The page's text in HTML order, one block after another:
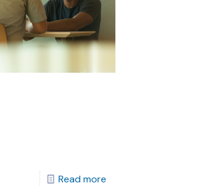
Read more